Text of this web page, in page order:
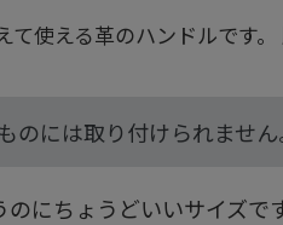
使える革のハンドルです
には取り付けられません
にちょうどいいサイズです